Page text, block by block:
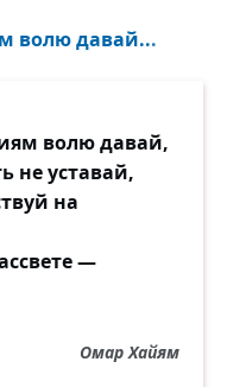
волю давай...
волю давай,
не уставай,
на
—
Омар Хайям